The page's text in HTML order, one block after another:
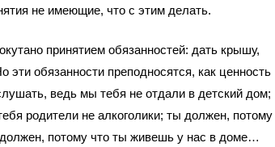
не имеющие, что с этим делать.
принятием обязанностей: дать крышу,
эти обязанности преподносятся, как ценность
ведь мы тебя не отдали в детский дом;
родители не алкоголики; ты должен, потому
потому что ты живешь у нас в доме…